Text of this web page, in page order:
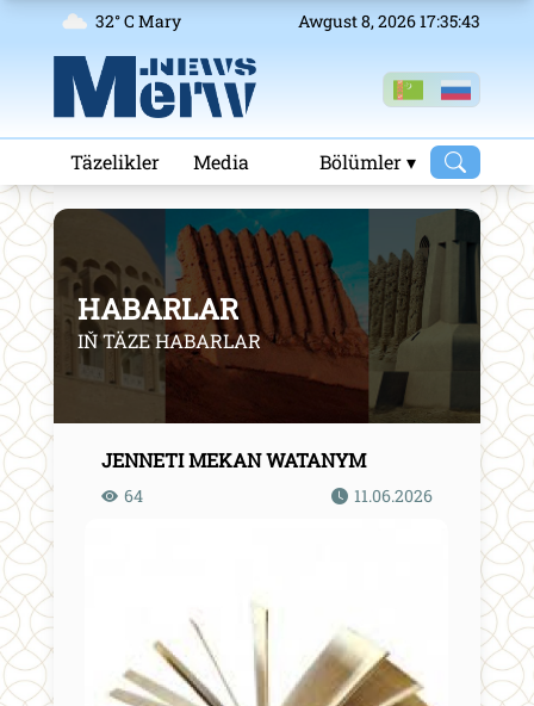
32° C Mary Awgust 8, 2026 17:35:43
Täzelikler Media Bölümler ▾
HABARLAR
IŇ TÄZE HABARLAR
JENNETI MEKAN WATANYM
64 11.06.2026